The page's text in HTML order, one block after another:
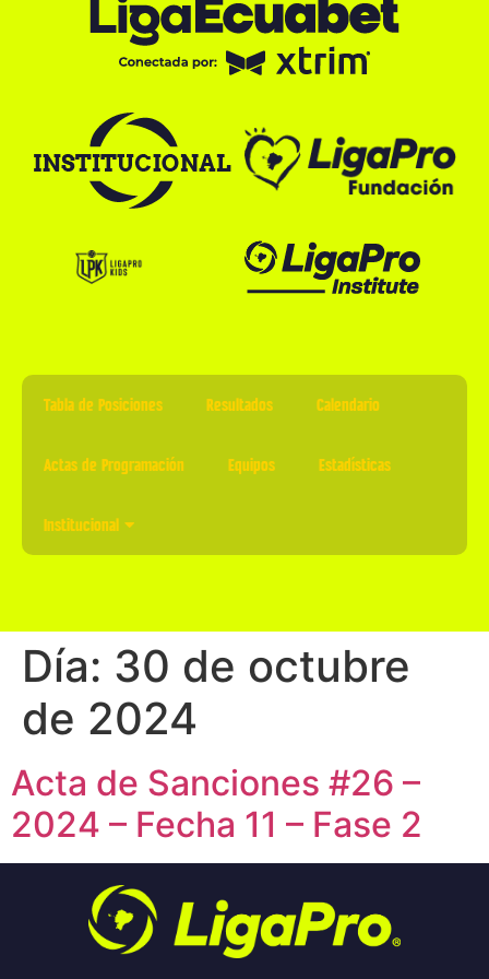
Tabla de Posiciones Resultados Calendario
Actas de Programación Equipos Estadísticas
Institucional
Día: 30 de octubre
de 2024
Acta de Sanciones #26 –
2024 – Fecha 11 – Fase 2